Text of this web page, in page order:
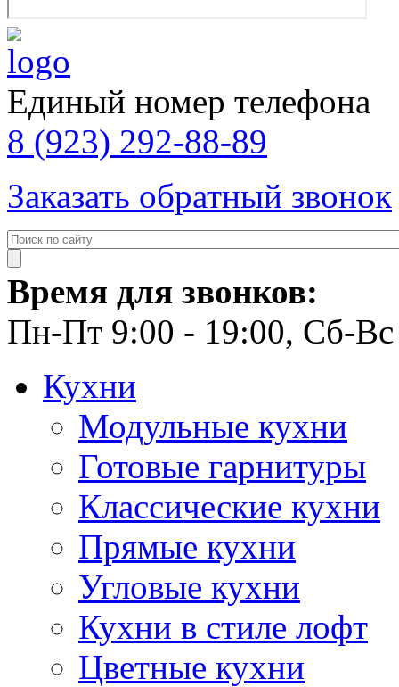
Единый номер телефона
8 (923) 292-88-89
Заказать обратный звонок
Время для звонков:
Пн-Пт 9:00 - 19:00, Сб-Вс
Кухни
Модульные кухни
Готовые гарнитуры
Классические кухни
Прямые кухни
Угловые кухни
Кухни в стиле лофт
Цветные кухни